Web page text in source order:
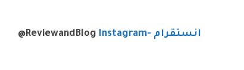
انستقرام -Instagram @ReviewandBlog